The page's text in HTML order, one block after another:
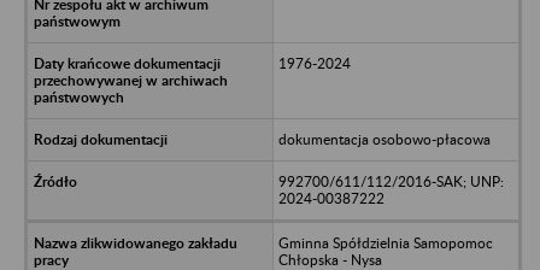
1976-2024
dokumentacja osobowo-płacowa
992700/611/112/2016-SAK; UNP:
2024-00387222
Gminna Spółdzielnia Samopomoc
Chłopska - Nysa